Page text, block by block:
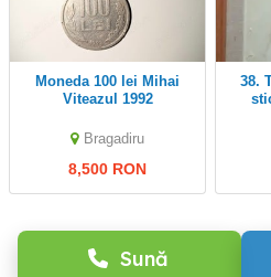
Sună
Moneda 100 lei Mihai
Viteazul 1992
Bragadiru
8,500 RON
38. Tablou cu rama și